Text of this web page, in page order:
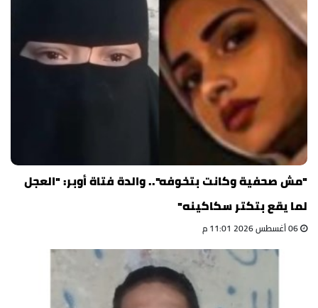
"مش صحفية وكانت بتخوفه".. والدة فتاة أوبر: "العجل
لما يقع بتكتر سكاكينه"